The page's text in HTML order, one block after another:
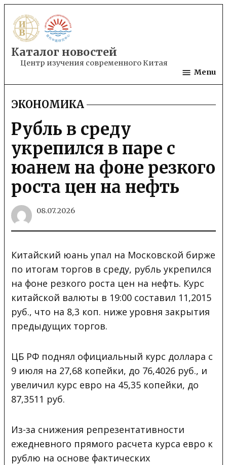
to
content
Каталог новостей
Центр изучения современного Китая
Menu
POSTED
IN
ЭКОНОМИКА
Рубль в среду
укрепился в паре с
юанем на фоне резкого
роста цен на нефть
08.07.2026
Китайский юань упал на Московской бирже
по итогам торгов в среду, рубль укрепился
на фоне резкого роста цен на нефть. Курс
китайской валюты в 19:00 составил 11,2015
руб., что на 8,3 коп. ниже уровня закрытия
предыдущих торгов.
ЦБ РФ поднял официальный курс доллара с
9 июля на 27,68 копейки, до 76,4026 руб., и
увеличил курс евро на 45,35 копейки, до
87,3511 руб.
Из-за снижения репрезентативности
ежедневного прямого расчета курса евро к
рублю на основе фактических